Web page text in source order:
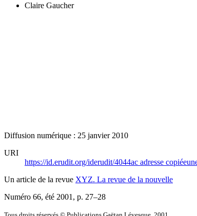
Claire Gaucher
Diffusion numérique : 25 janvier 2010
URI
https://id.erudit.org/iderudit/4044ac adresse copiée
Un article de la revue XYZ. La revue de la nouvelle
Numéro 66, été 2001 , p. 27–28
Tous droits réservés © Publications Gaëtan Lévesque, 2001